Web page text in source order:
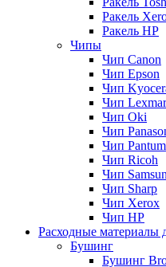
Ракель
Ракель НР
Чипы
Чип Canon
Чип Epson
Чип
Чип
Чип Oki
Чип
Чип Pantum
Чип Ricoh
Чип
Чип Sharp
Чип Xerox
Чип НР
Расходные материалы
Бушинг
Бушинг